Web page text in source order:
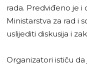
rada. Predviđeno je
Ministarstva za rad i
uslijediti diskusija i
Organizatori ističu